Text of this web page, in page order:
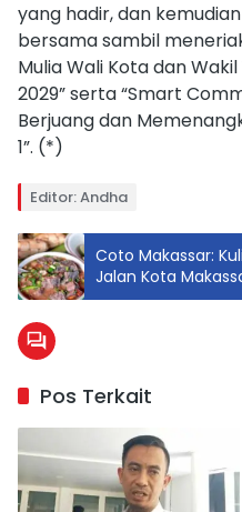
yang hadir, dan
bersama sambil
Mulia Wali Kota dan
2029” serta “Smart
Berjuang dan
1”. (*)
Editor: Andha
Coto Makassar:
Jalan Kota
Kreatif UNESCO
Pos Terkait